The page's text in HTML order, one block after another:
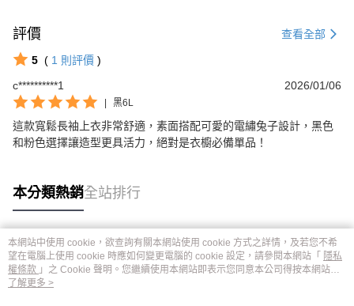
評價 查看全部
5 ( 1 則評價 )
c**********1
2026/01/06
| 黑6L
這款寬鬆長袖上衣非常舒適，素面搭配可愛的電繡兔子設計，黑色
和粉色選擇讓造型更具活力，絕對是衣櫥必備單品！
本分類熱銷全站排行
熱門標籤
本網站中使用 cookie，欲查詢有關本網站使用 cookie 方式之詳情，及若您不希
望在電腦上使用 cookie 時應如何變更電腦的 cookie 設定，請參閱本網站「 隱私
權條款 」之 Cookie 聲明。您繼續使用本網站即表示您同意本公司得按本網站使
用條款之 Cookie 聲明使用 cookie。
了解更多 >